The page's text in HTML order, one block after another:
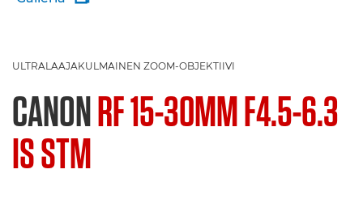
ULTRALAAJAKULMAINEN ZOOM-OBJEKTIIVI
CANONRF 15-30MM F4.5-6.3
IS STM